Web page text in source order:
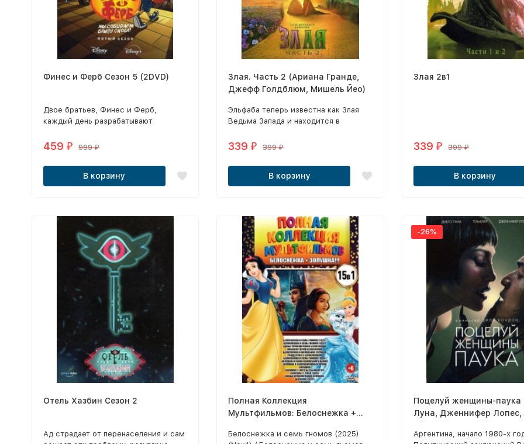
Финес и Ферб Сезон 5 (2DVD)
Двое братьев, Финес и Ферб,
каждый день разрабатывают
невероятные вещи.
459 ₽ 999₽
В корзину
Злая. Часть 2 (Ариана Гранде,
Джефф Голдблюм, Мишель Йео)
Эльфаба теперь известна как Злая
Ведьма Запада и находится в
339₽ 399₽
В корзину
Злая 2в1
339 ₽ 399₽
В корзину
Отель Хазбин Сезон 2
Ад страдает от перенаселения и сам
Полная Коллекция
Мультфильмов: Белоснежка +
Белоснежка и семь гномов (2025)
-26%
Поцелуй женщины-паука
Луна, Дженнифер Лопес,
Аргентина, начало 1980-х